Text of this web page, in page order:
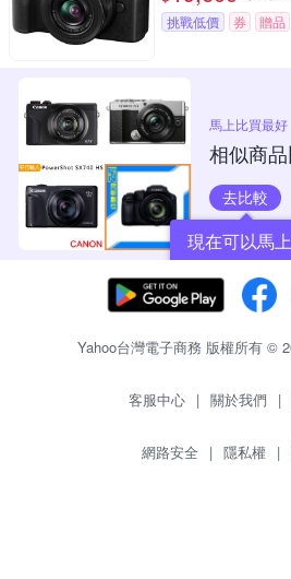
挑戰低價
券 贈品
馬上比買最好
相似商
去比較
現在可以馬
Yahoo台灣電子商務 版權所有 ©
客服中心 | 關於我們 |
網路安全 | 隱私權 |